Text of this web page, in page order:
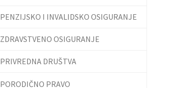
PENZIJSKO I INVALIDSKO OSIGURANJE
ZDRAVSTVENO OSIGURANJE
PRIVREDNA DRUŠTVA
PORODIČNO PRAVO